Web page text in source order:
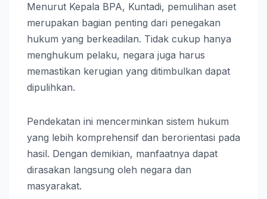
Menurut Kepala BPA, Kuntadi, pemulihan aset
merupakan bagian penting dari penegakan
hukum yang berkeadilan. Tidak cukup hanya
menghukum pelaku, negara juga harus
memastikan kerugian yang ditimbulkan dapat
dipulihkan.
Pendekatan ini mencerminkan sistem hukum
yang lebih komprehensif dan berorientasi pada
hasil. Dengan demikian, manfaatnya dapat
dirasakan langsung oleh negara dan
masyarakat.